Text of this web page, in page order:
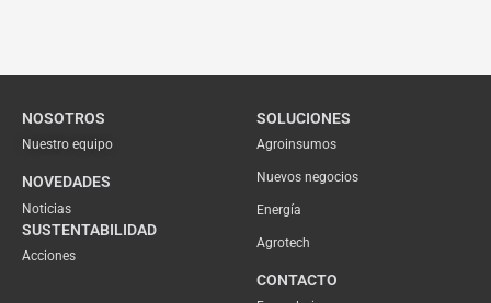
NOSOTROS
Nuestro equipo
NOVEDADES
Noticias
SUSTENTABILIDAD
Acciones
SOLUCIONES
Agroinsumos
Nuevos negocios
Energía
Agrotech
CONTACTO